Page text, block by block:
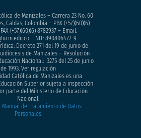
de Manizales – Carrera 23 No. 60
Caldas, Colombia – PBX (+57)(60)(6)
(+57)(60)(6) 8782937 – Email.
– NIT: 890806477-9
Decreto 271 del 19 de junio de
de Manizales – Resolución
Nacional: 3275 del 25 de junio
de 1993. Ver regulación
Católica de Manizales es una
Superior sujeta a inspección
parte del Ministerio de Educación
Nacional.
Manual de Tratamiento de Datos
Personales